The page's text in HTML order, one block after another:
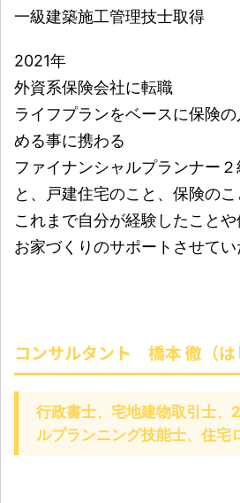
一級建築施工管理技士取得
2021年
外資系保険会社に転職
ライフプランをベースに保険
める事に携わる
ファイナンシャルプランナー２
と、戸建住宅のこと、保険のこ
これまで自分が経験したこと
お家づくりのサポートさせて
コンサルタント 橋本 徹（は
行政書士、宅地建物取引士、
ルプランニング技能士、住宅